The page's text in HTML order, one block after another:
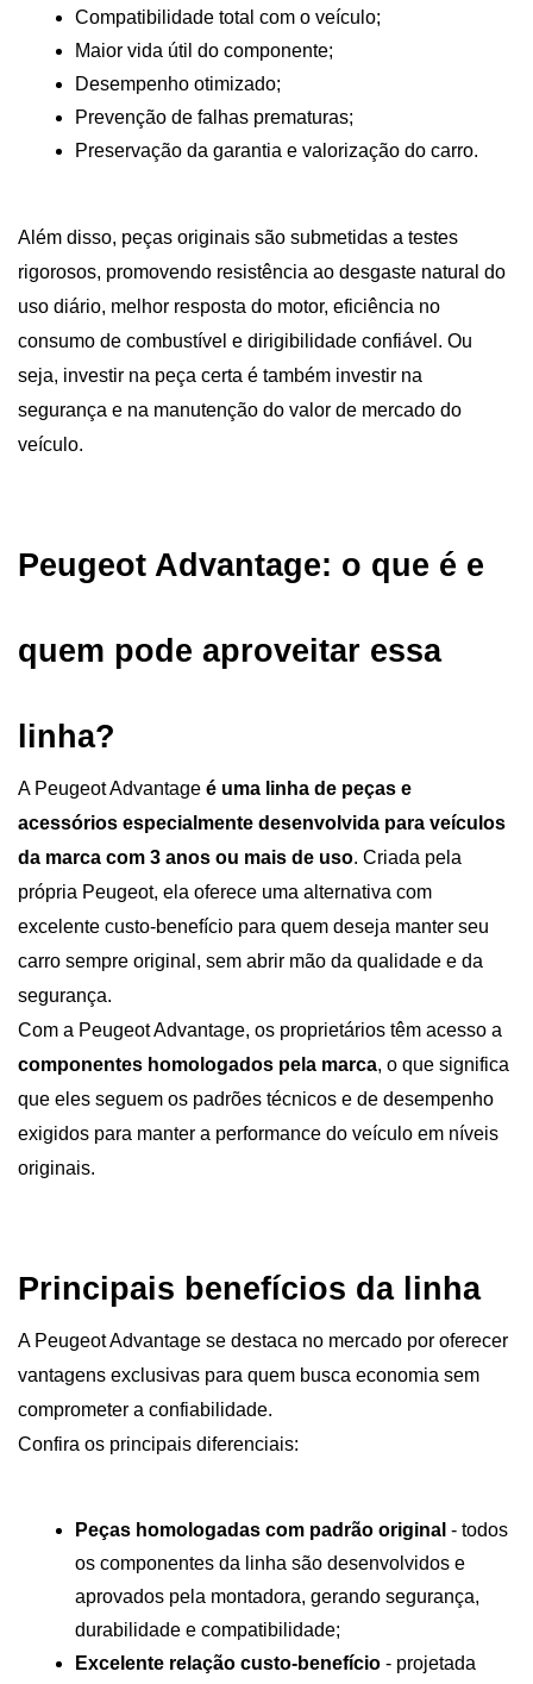
Compatibilidade total com o veículo;
Maior vida útil do componente;
Desempenho otimizado;
Prevenção de falhas prematuras;
Preservação da garantia e valorização do carro.
Além disso, peças originais são submetidas a testes
rigorosos, promovendo resistência ao desgaste natural do
uso diário, melhor resposta do motor, eficiência no
consumo de combustível e dirigibilidade confiável. Ou
seja, investir na peça certa é também investir na
segurança e na manutenção do valor de mercado do
veículo.
Peugeot Advantage: o que é e
quem pode aproveitar essa
linha?
A Peugeot Advantage é uma linha de peças e
acessórios especialmente desenvolvida para veículos
da marca com 3 anos ou mais de uso. Criada pela
própria Peugeot, ela oferece uma alternativa com
excelente custo-benefício para quem deseja manter seu
carro sempre original, sem abrir mão da qualidade e da
segurança.
componentes homologados pela marca, o que significa
que eles seguem os padrões técnicos e de desempenho
exigidos para manter a performance do veículo em níveis
originais.
Principais benefícios da linha
A Peugeot Advantage se destaca no mercado por oferecer
vantagens exclusivas para quem busca economia sem
comprometer a confiabilidade.
Confira os principais diferenciais:
Peças homologadas com padrão original - todos
os componentes da linha são desenvolvidos e
aprovados pela montadora, gerando segurança,
durabilidade e compatibilidade;
Excelente relação custo-benefício - projetada